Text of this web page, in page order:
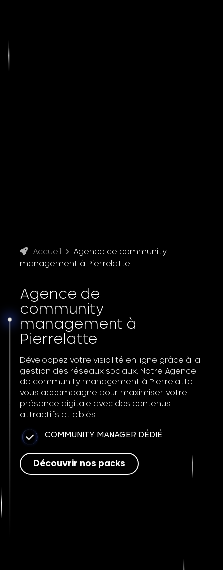
Accueil
Agence de community
management à Pierrelatte
Agence de
community
management à
Pierrelatte
Développez votre visibilité en ligne grâce à la
gestion des réseaux sociaux. Notre Agence
de community management à Pierrelatte
vous accompagne pour maximiser votre
présence digitale avec des contenus
attractifs et ciblés.
COMMUNITY MANAGER DÉDIÉ
Découvrir nos packs